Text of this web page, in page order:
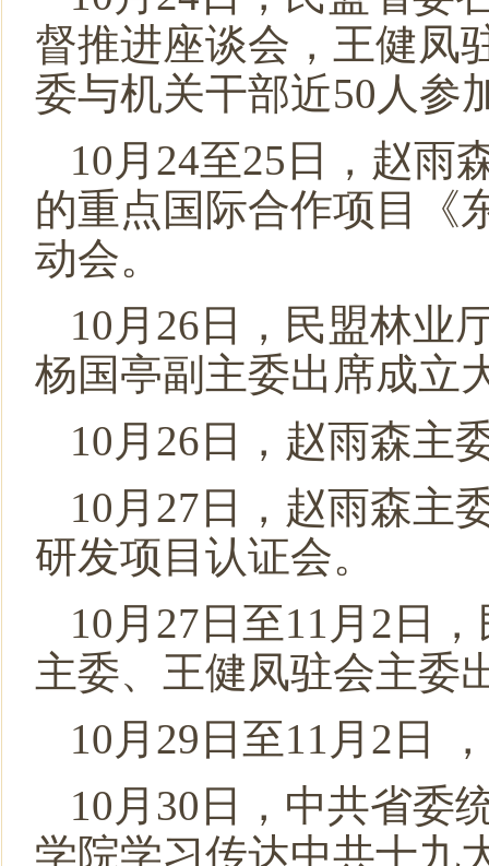
督推进座谈会，王健凤
委与机关干部近50人参
10月24至25日，赵雨
的重点国际合作项目《
动会。
10月26日，民盟林业
杨国亭副主委出席成立
10月26日，赵雨森主
10月27日，赵雨森主
研发项目认证会。
10月27日至11月2日
主委、王健凤驻会主委
10月29日至11月2日
10月30日，中共省委
学院学习传达中共十九